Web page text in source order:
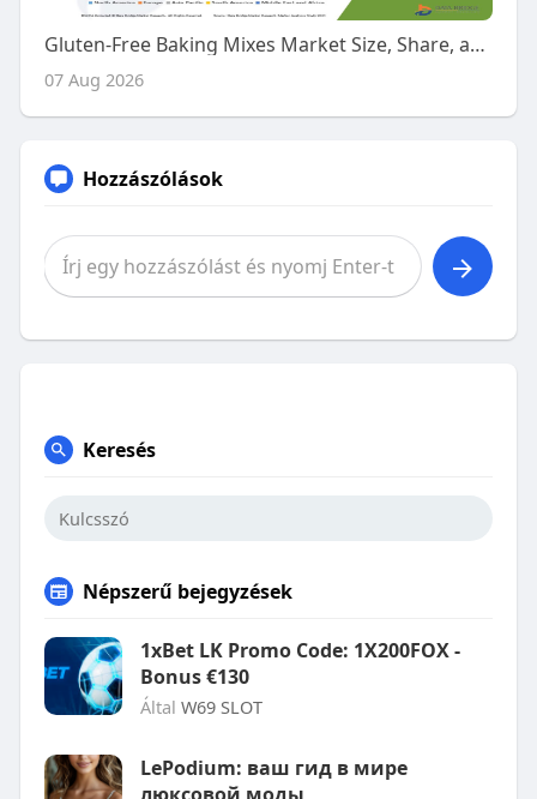
Gluten-Free Baking Mixes Market Size, Share, and Trends Analysis Report – Industry Overview and Forecast to 2032
07 Aug 2026
Hozzászólások
Keresés
Népszerű bejegyzések
1xBet LK Promo Code: 1X200FOX -
Bonus €130
Által W69 SLOT
LePodium: ваш гид в мире